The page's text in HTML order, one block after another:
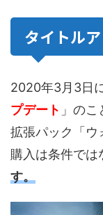
タイトル
2020年3月3日
プデート 」のこ
拡張パック「ウ
購入は条件では
す。